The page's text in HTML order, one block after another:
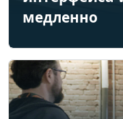
медленно